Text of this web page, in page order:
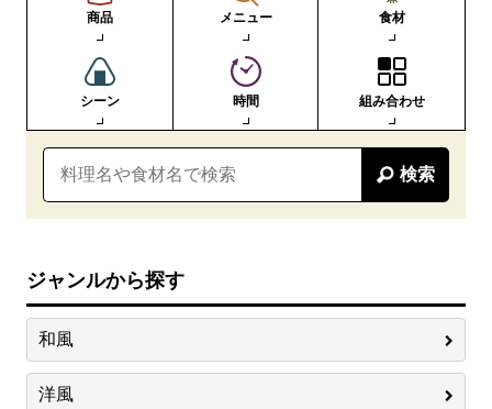
商品 メニュー 食材
シーン 時間 組み合わせ
検索
ジャンルから探す
和風
洋風